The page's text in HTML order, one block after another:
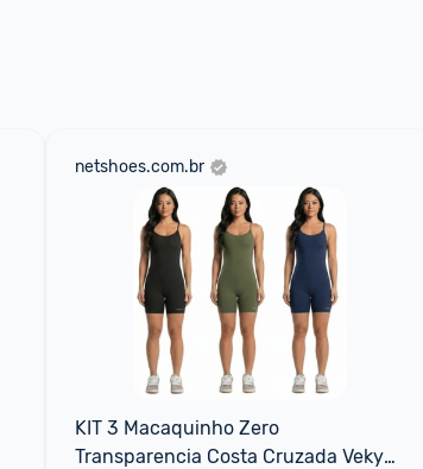
netshoes.com.br
KIT 3 Macaquinho Zero
Transparencia Costa Cruzada Vekyo